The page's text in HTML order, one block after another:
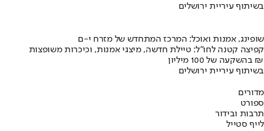
בשיתוף עיריית ירושלים
שופינג, אמנות ואוכל: המרכז המתחדש של מזרח י-ם
קפיצה קטנה לחו"ל: טיילת חדשה, מיצגי אמנות, וכיכרות משופצות
בהשקעה של 100 מיליון ₪
בשיתוף עיריית ירושלים
מדורים
ספורט
תרבות ובידור
לייף סטייל